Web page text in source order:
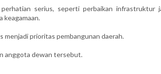
serius, seperti perbaikan infrastruktur
keagamaan.
menjadi prioritas pembangunan daerah.
anggota dewan tersebut.